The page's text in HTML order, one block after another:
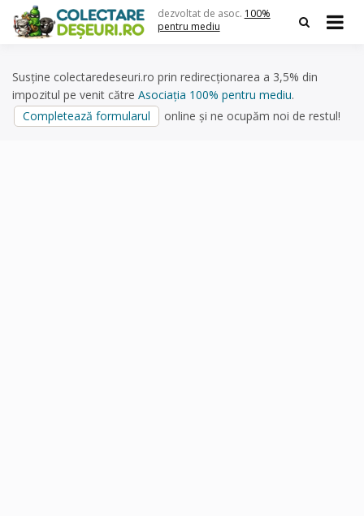
content
dezvoltat de asoc. 100%
pentru mediu
Susține colectaredeseuri.ro prin redirecționarea a 3,5% din
impozitul pe venit către Asociația 100% pentru mediu.
Completează formularul
online și ne ocupăm noi de restul!